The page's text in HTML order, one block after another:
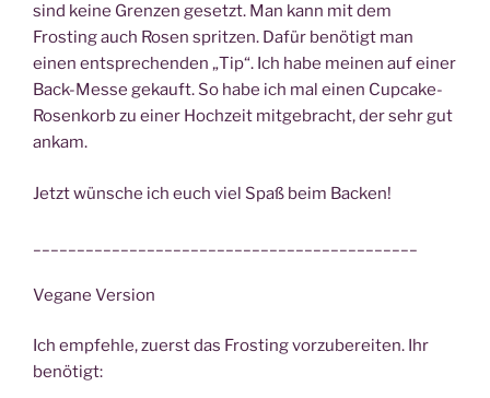
sind keine Grenzen gesetzt. Man kann mit dem
Frosting auch Rosen spritzen. Dafür benötigt man
einen entsprechenden „Tip“. Ich habe meinen auf einer
Back-Messe gekauft. So habe ich mal einen Cupcake-
Rosenkorb zu einer Hochzeit mitgebracht, der sehr gut
ankam.
Jetzt wünsche ich euch viel Spaß beim Backen!
Vegane Version
Ich empfehle, zuerst das Frosting vorzubereiten. Ihr
benötigt: